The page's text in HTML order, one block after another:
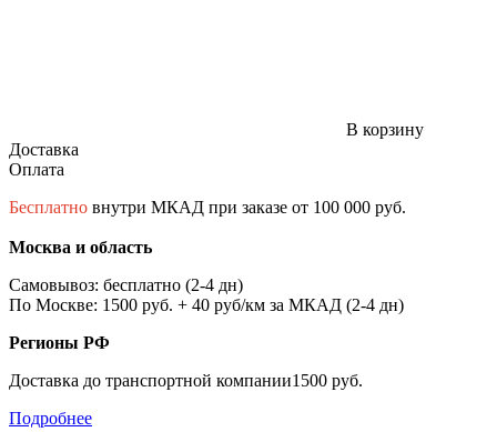
В корзину
Доставка
Оплата
Бесплатно внутри МКАД при заказе от 100 000 руб.
Москва и область
Самовывоз: бесплатно (2-4 дн)
По Москве: 1500 руб. + 40 руб/км за МКАД (2-4 дн)
Регионы РФ
Доставка до транспортной компании1500 руб.
Подробнее